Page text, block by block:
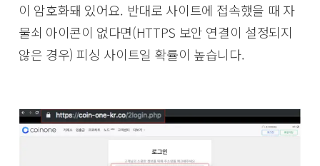
이 암호화돼 있어요. 반대로 사이트에 접속했을 때 자
물쇠 아이콘이 없다면(HTTPS 보안 연결이 설정되지
않은 경우) 피싱 사이트일 확률이 높습니다.